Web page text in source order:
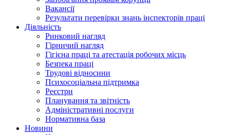
Вакансії
Результати перевірки знань інспекторів праці
Діяльність
Ринковий нагляд
Гірничий нагляд
Гігієна праці та атестація робочих місць
Безпека праці
Трудові відносини
Психосоціальна підтримка
Реєстри
Планування та звітність
Адміністративні послуги
Нормативна база
Новини